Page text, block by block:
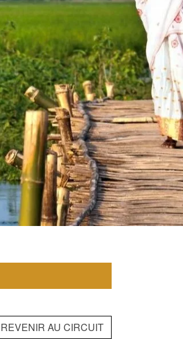
REVENIR AU CIRCUIT